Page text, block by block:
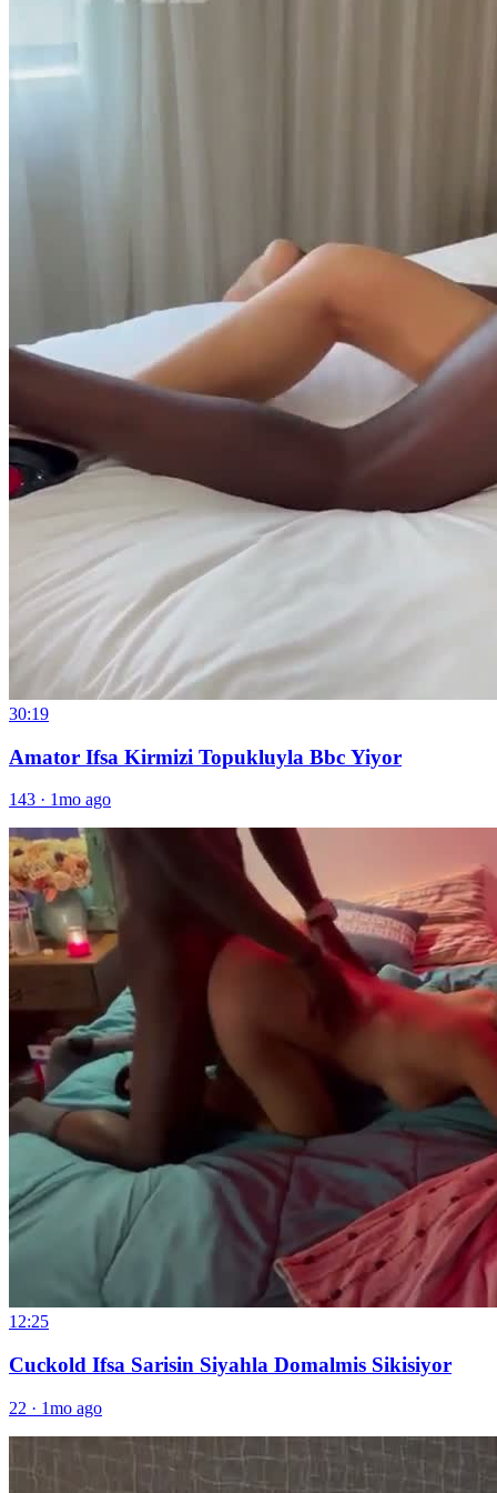
30:19
Amator Ifsa Kirmizi Topukluyla Bbc Yiyor
143 · 1mo ago
12:25
Cuckold Ifsa Sarisin Siyahla Domalmis Sikisiyor
22 · 1mo ago